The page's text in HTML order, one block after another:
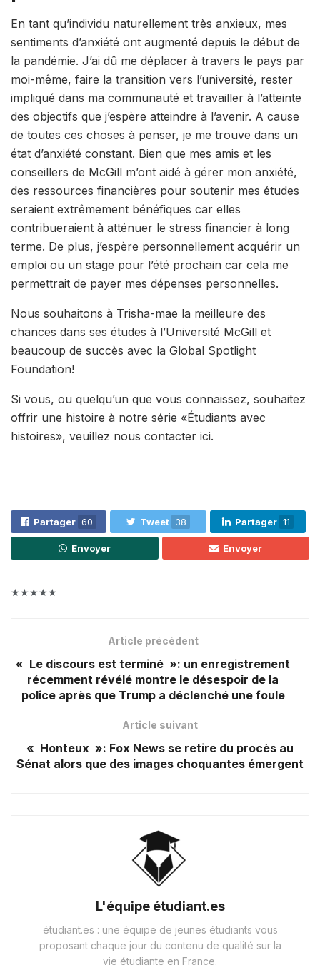
En tant qu’individu naturellement très anxieux, mes
sentiments d’anxiété ont augmenté depuis le début de
la pandémie. J’ai dû me déplacer à travers le pays par
moi-même, faire la transition vers l’université, rester
impliqué dans ma communauté et travailler à l’atteinte
des objectifs que j’espère atteindre à l’avenir. A cause
de toutes ces choses à penser, je me trouve dans un
état d’anxiété constant. Bien que mes amis et les
conseillers de McGill m’ont aidé à gérer mon anxiété,
des ressources financières pour soutenir mes études
seraient extrêmement bénéfiques car elles
contribueraient à atténuer le stress financier à long
terme. De plus, j’espère personnellement acquérir un
emploi ou un stage pour l’été prochain car cela me
permettrait de payer mes dépenses personnelles.
Nous souhaitons à Trisha-mae la meilleure des
chances dans ses études à l’Université McGill et
beaucoup de succès avec la Global Spotlight
Foundation!
Si vous, ou quelqu’un que vous connaissez, souhaitez
offrir une histoire à notre série «Étudiants avec
histoires», veuillez nous contacter ici.
Partager 60 Tweet 38 Partager 11
Envoyer Envoyer
★★★★★
Article précédent
« Le discours est terminé »: un enregistrement
récemment révélé montre le désespoir de la
police après que Trump a déclenché une foule
Article suivant
« Honteux »: Fox News se retire du procès au
Sénat alors que des images choquantes émergent
L'équipe étudiant.es
étudiant.es : une équipe de jeunes étudiants vous
proposant chaque jour du contenu de qualité sur la
vie étudiante en France.